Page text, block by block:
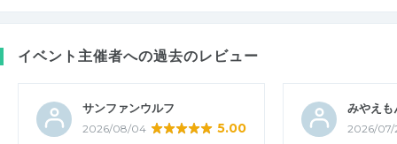
イベント主催者への過去のレビュー
サンファンウルフ
2026/08/04 5.00
みやえも
2026/07/